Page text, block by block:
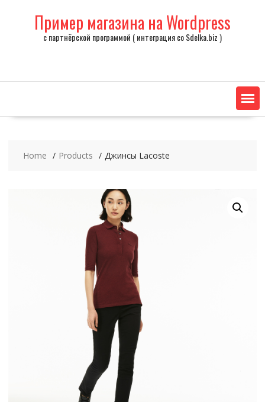
Пример магазина на Wordpress
с партнёрской программой ( интеграция со Sdelka.biz )
Home Products Джинсы Lacoste